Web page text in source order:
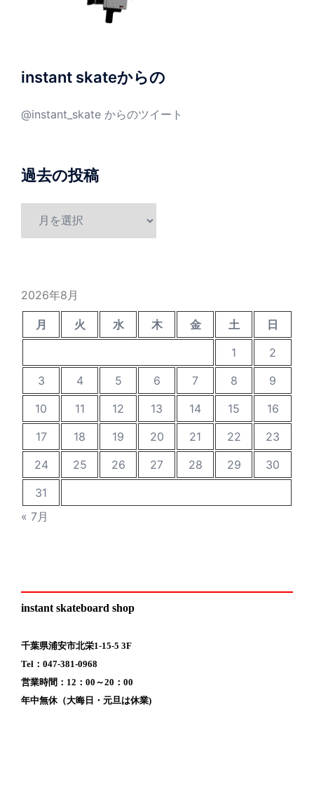
instant skateからの
@instant_skate からのツイート
過去の投稿
2026年8月
月 火 水 木 金 土
日
1
2
3
4 5 6 7 8
9
10
11 12 13 14 15
16
17
18 19 20 21 22
23
24
25 26 27 28 29
30
31
« 7月
instant skateboard shop
千葉県浦安市北栄1-15-5 3F
Tel：047-381-0968
営業時間：12：00～20：00
年中無休（大晦日・元旦は休業)